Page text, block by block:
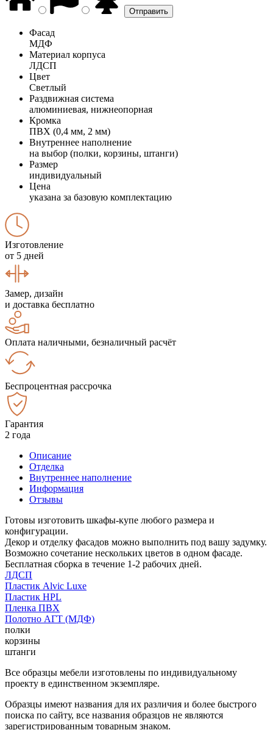
Фасад
МДФ
Материал корпуса
ЛДСП
Цвет
Светлый
Раздвижная система
алюминиевая, нижнеопорная
Кромка
ПВХ (0,4 мм, 2 мм)
Внутреннее наполнение
на выбор (полки, корзины, штанги)
Размер
индивидуальный
Цена
указана за базовую комплектацию
Изготовление
от 5 дней
Замер, дизайн
и доставка бесплатно
Оплата наличными, безналичный расчёт
Беспроцентная рассрочка
Гарантия
2 года
Описание
Отделка
Внутреннее наполнение
Информация
Отзывы
Готовы изготовить шкафы-купе любого размера и
конфигурации.
Декор и отделку фасадов можно выполнить под вашу задумку.
Возможно сочетание нескольких цветов в одном фасаде.
Бесплатная сборка в течение 1-2 рабочих дней.
ЛДСП
Пластик Alvic Luxe
Пластик HPL
Пленка ПВХ
Полотно АГТ (МДФ)
полки
корзины
штанги
Все образцы мебели изготовлены по индивидуальному
проекту в единственном экземпляре.
Образцы имеют названия для их различия и более быстрого
поиска по сайту, все названия образцов не являются
зарегистрированным товарным знаком.